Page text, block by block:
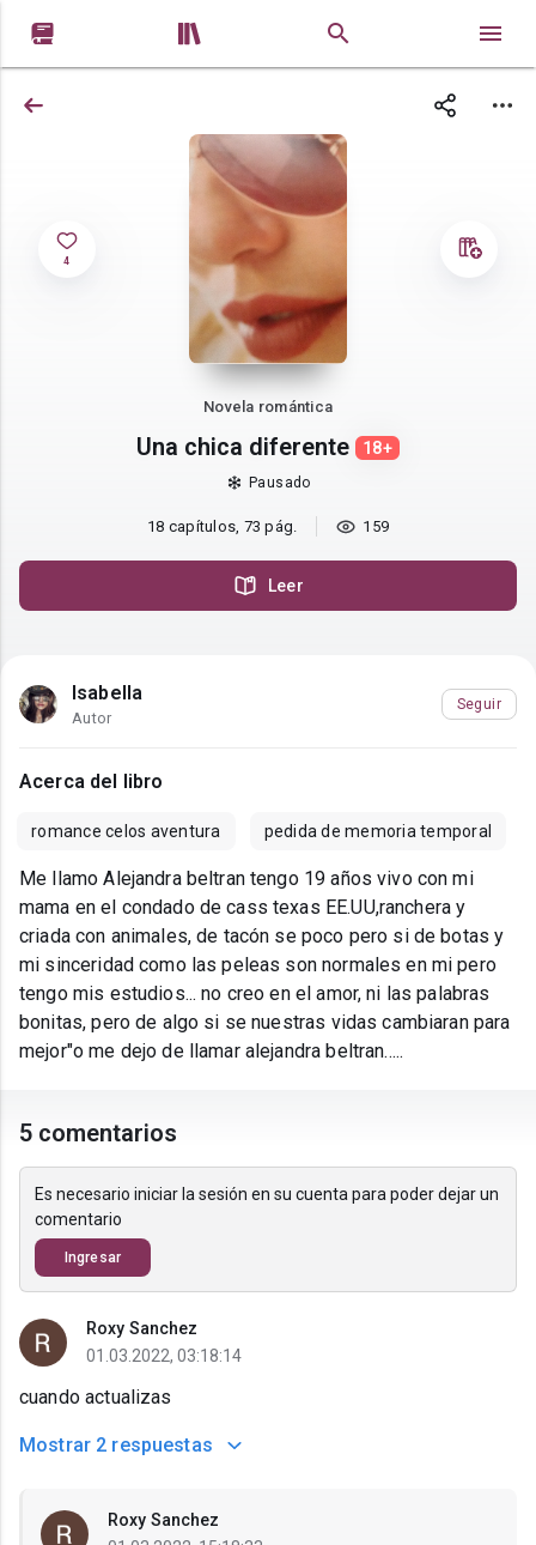
 
4
Novela romántica
Una chica diferente 18+
Pausado
18 capítulos, 73 pág. 159
Leer
Isabella
Autor
Seguir
Acerca del libro
romance celos aventura pedida de memoria temporal
Me llamo Alejandra beltran tengo 19 años vivo con mi
mama en el condado de cass texas EE.UU,ranchera y
criada con animales, de tacón se poco pero si de botas y
mi sinceridad como las peleas son normales en mi pero
tengo mis estudios... no creo en el amor, ni las palabras
bonitas, pero de algo si se nuestras vidas cambiaran para
mejor"o me dejo de llamar alejandra beltran.....
5 comentarios
Es necesario iniciar la sesión en su cuenta para poder dejar un
comentario
Ingresar
Roxy Sanchez
01.03.2022, 03:18:14
cuando actualizas
Mostrar 2 respuestas
Roxy Sanchez